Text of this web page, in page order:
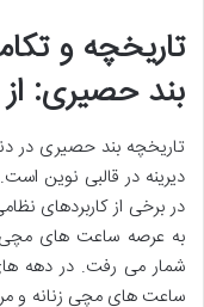
تاریخچه و
بند حصیری:
تاریخچه بند حصیری در
دیرینه در قالبی نوین
در برخی از کاربردهای
به عرصه ساعت های
شمار می رفت. در دهه های
ساعت های مچی زنانه و